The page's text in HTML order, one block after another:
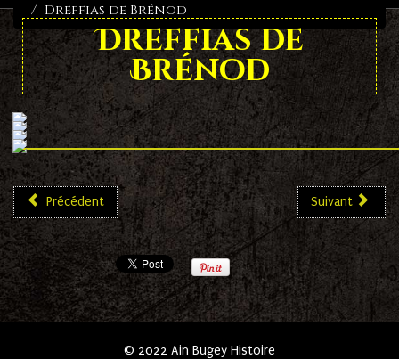
Dreffias de Brénod
Dreffias de
Brénod
Précédent Suivant
© 2022 Ain Bugey Histoire